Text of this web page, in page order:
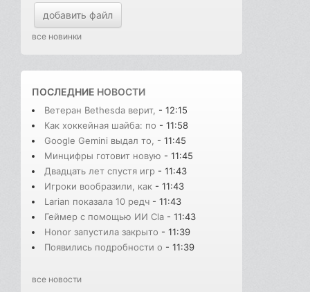
добавить файл
все новинки
ПОСЛЕДНИЕ НОВОСТИ
Ветеран Bethesda верит, - 12:15
Как хоккейная шайба: по - 11:58
Google Gemini выдал то,
- 11:45
Минцифры готовит новую - 11:45
Двадцать лет спустя игр - 11:43
Игроки вообразили, как - 11:43
Larian показала 10 редч - 11:43
Геймер с помощью ИИ Cla - 11:43
Honor запустила закрыто - 11:39
Появились подробности о - 11:39
все новости